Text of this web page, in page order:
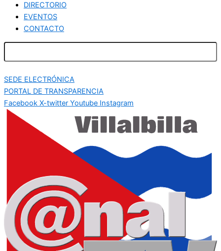
DIRECTORIO
EVENTOS
CONTACTO
SEDE ELECTRÓNICA
PORTAL DE TRANSPARENCIA
Facebook X-twitter Youtube Instagram